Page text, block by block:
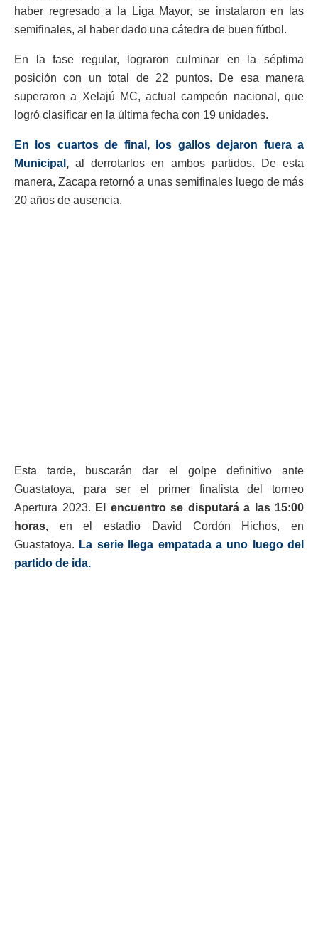
haber regresado a la Liga Mayor, se instalaron en las
semifinales, al haber dado una cátedra de buen fútbol.
En la fase regular, lograron culminar en la séptima
posición con un total de 22 puntos. De esa manera
superaron a Xelajú MC, actual campeón nacional, que
logró clasificar en la última fecha con 19 unidades.
En los cuartos de final, los gallos dejaron fuera a
Municipal ,al derrotarlos en ambos partidos. De esta
manera, Zacapa retornó a unas semifinales luego de más
20 años de ausencia.
Esta tarde, buscarán dar el golpe definitivo ante
Guastatoya, para ser el primer finalista del torneo
Apertura 2023. El encuentro se disputará a las 15:00
horas, en el estadio David Cordón Hichos, en
Guastatoya. La serie llega empatada a uno luego del
partido de ida.